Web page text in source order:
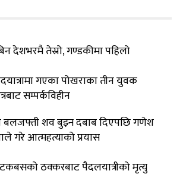
देशभरमै तेस्रो, गण्डकीमा पहिलो
गएका पोखराका तीन युवक
सम्पर्कविहीन
बलजफ्ती शव बुझ्न दबाब दिएपछि गणेश
गरे आत्महत्याको प्रयास
ठक्करबाट पैदलयात्रीको मृत्यु